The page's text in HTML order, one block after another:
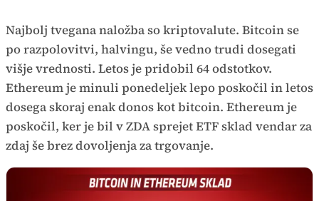
Najbolj tvegana naložba so kriptovalute. Bitcoin se
po razpolovitvi, halvingu, še vedno trudi dosegati
višje vrednosti. Letos je pridobil 64 odstotkov.
Ethereum je minuli ponedeljek lepo poskočil in letos
dosega skoraj enak donos kot bitcoin. Ethereum je
poskočil, ker je bil v ZDA sprejet ETF sklad vendar za
zdaj še brez dovoljenja za trgovanje.